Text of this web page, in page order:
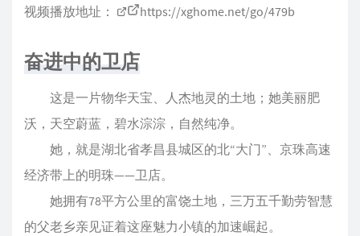
视频播放地址：
https://xghome.net/go/479b
奋进中的卫店
这是一片物华天宝、人杰地灵的土地；她美丽肥
沃，天空蔚蓝，碧水淙淙，自然纯净。
她，就是湖北省孝昌县城区的北“大门”、京珠高速
经济带上的明珠——卫店。
她拥有78平方公里的富饶土地，三万五千勤劳智慧
的父老乡亲见证着这座魅力小镇的加速崛起。